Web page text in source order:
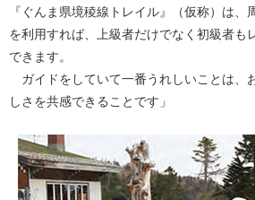
『ぐんま県境稜線トレイル』（仮称）は、
を利用すれば、上級者だけでなく初級者も
できます。
ガイドをしていて一番うれしいことは、
しさを共感できることです」